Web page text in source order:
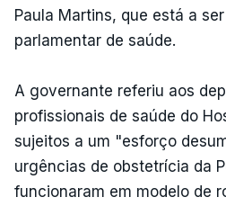
Paula Martins, que está a
parlamentar de saúde.
A governante referiu aos
profissionais de saúde do
sujeitos a um "esforço
urgências de obstetrícia da
funcionaram em modelo de